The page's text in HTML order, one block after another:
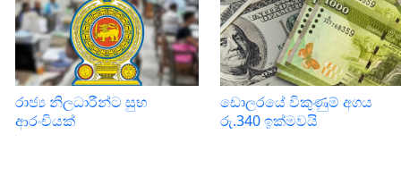
රාජ්‍ය නිලධාරීන්ට සුභ
ආරංචියක්
ඩොලරයේ විකුණුම් අගය
රු.340 ඉක්මවයි